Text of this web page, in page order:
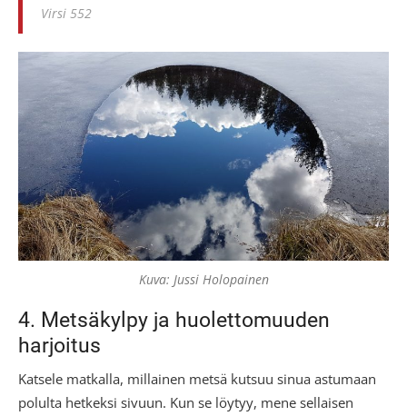
Virsi 552
Kuva: Jussi Holopainen
4. Metsäkylpy ja huolettomuuden
harjoitus
Katsele matkalla, millainen metsä kutsuu sinua astumaan
polulta hetkeksi sivuun. Kun se löytyy, mene sellaisen